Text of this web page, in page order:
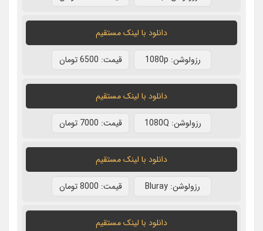
دانلود با لينک مستقيم
رزولوشن: 1080p قيمت: 6500 تومان
دانلود با لينک مستقيم
رزولوشن: 1080Q قيمت: 7000 تومان
دانلود با لينک مستقيم
رزولوشن: Bluray قيمت: 8000 تومان
دانلود با لينک مستقيم